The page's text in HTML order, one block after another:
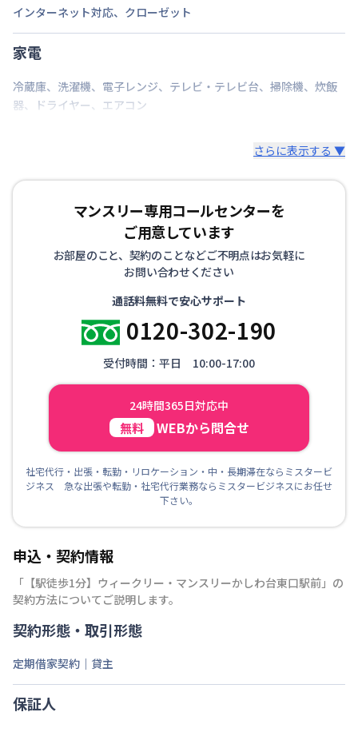
インターネット対応、 クローゼット
家電
冷蔵庫、 洗濯機、 電子レンジ、 テレビ・テレビ台、 掃除機、 炊飯
器、 ドライヤー、 エアコン
さらに表示する ▼
マンスリー専用コールセンターを
ご用意しています
お部屋のこと、契約のことなどご不明点はお気軽に
お問い合わせください
通話料無料で安心サポート
0120-302-190
受付時間：平日 10:00-17:00
24時間365日対応中
無料 WEBから問合せ
社宅代行・出張・転勤・リロケーション・中・長期滞在ならミスタービ
ジネス 急な出張や転勤・社宅代行業務ならミスタービジネスにお任せ
下さい。
申込・契約情報
「 【駅徒歩1分】ウィークリー・マンスリーかしわ台東口駅前 」の
契約方法についてご説明します。
契約形態・取引形態
定期借家契約｜貸主
保証人